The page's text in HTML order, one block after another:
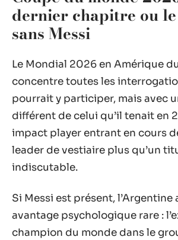
dernier chapitre ou
sans Messi
Le Mondial 2026 en Amérique
concentre toutes les
pourrait y participer, mais avec
différent de celui qu’il tenait en
impact player entrant en cours
leader de vestiaire plus qu’un
indiscutable.
Si Messi est présent, l’Argentine
avantage psychologique rare :
champion du monde dans le